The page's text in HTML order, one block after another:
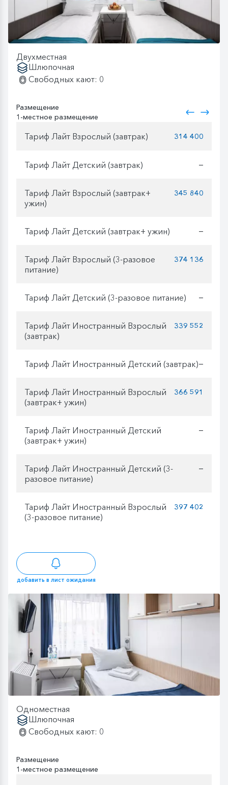
Двухместная
Шлюпочная
Свободных кают: 0
Размещение
1-местное размещение
Тариф Лайт Взрослый (завтрак) 314 400
Тариф Лайт Детский (завтрак) —
Тариф Лайт Взрослый (завтрак+
ужин)
345 840
Тариф Лайт Детский (завтрак+ ужин) —
Тариф Лайт Взрослый (3-разовое
питание)
374 136
Тариф Лайт Детский (3-разовое питание) —
Тариф Лайт Иностранный Взрослый
(завтрак)
339 552
Тариф Лайт Иностранный Детский (завтрак)—
Тариф Лайт Иностранный Взрослый
(завтрак+ ужин)
366 591
Тариф Лайт Иностранный Детский
(завтрак+ ужин)
—
Тариф Лайт Иностранный Детский (3-
разовое питание)
—
Тариф Лайт Иностранный Взрослый
(3-разовое питание)
397 402
добавить в лист ожидания
Одноместная
Шлюпочная
Свободных кают: 0
Размещение
1-местное размещение